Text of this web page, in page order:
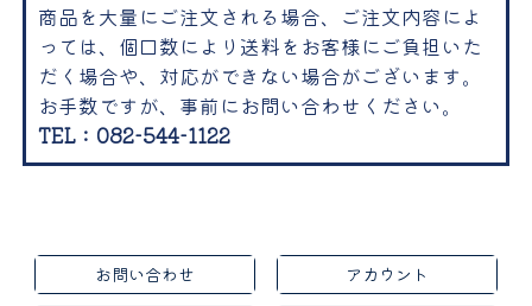
商品を大量にご注文される場合、ご注文内容によ
っては、個口数により送料をお客様にご負担いた
だく場合や、対応ができない場合がございます。
お手数ですが、事前にお問い合わせください。
TEL：082-544-1122
お問い合わせ アカウント